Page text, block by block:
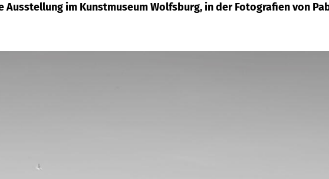
Ausstellung im Kunstmuseum Wolfsburg, in der Fotografien von